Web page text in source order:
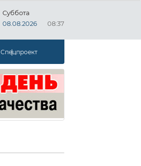
Суббота
08.08.2026
08:37
Спецпроект